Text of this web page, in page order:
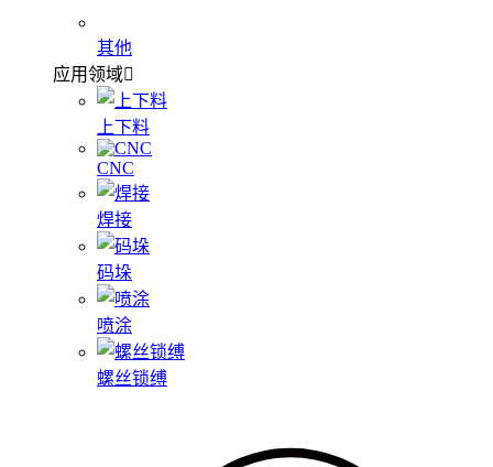
其他
应用领域
上下料
CNC
焊接
码垛
喷涂
螺丝锁缚